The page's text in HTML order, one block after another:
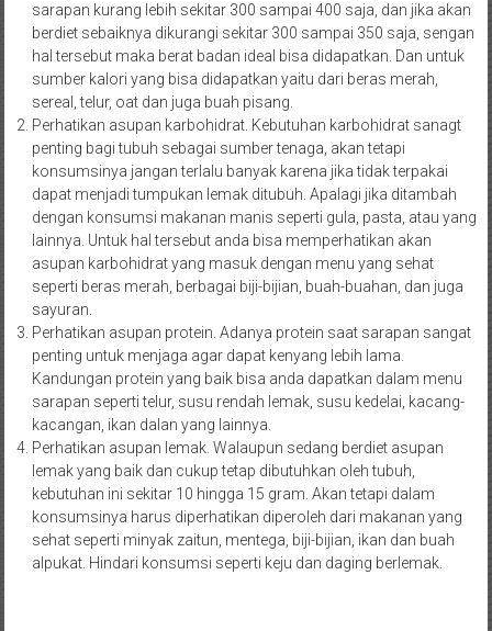
sarapan kurang lebih sekitar 300 sampai 400 saja, dan jika akan
berdiet sebaiknya dikurangi sekitar 300 sampai 350 saja, sengan
hal tersebut maka berat badan ideal bisa didapatkan. Dan untuk
sumber kalori yang bisa didapatkan yaitu dari beras merah,
sereal, telur, oat dan juga buah pisang.
Perhatikan asupan karbohidrat. Kebutuhan karbohidrat sanagt
penting bagi tubuh sebagai sumber tenaga, akan tetapi
konsumsinya jangan terlalu banyak karena jika tidak terpakai
dapat menjadi tumpukan lemak ditubuh. Apalagi jika ditambah
dengan konsumsi makanan manis seperti gula, pasta, atau yang
lainnya. Untuk hal tersebut anda bisa memperhatikan akan
asupan karbohidrat yang masuk dengan menu yang sehat
seperti beras merah, berbagai biji-bijian, buah-buahan, dan juga
sayuran.
Perhatikan asupan protein. Adanya protein saat sarapan sangat
penting untuk menjaga agar dapat kenyang lebih lama.
Kandungan protein yang baik bisa anda dapatkan dalam menu
sarapan seperti telur, susu rendah lemak, susu kedelai, kacang-
kacangan, ikan dalan yang lainnya.
Perhatikan asupan lemak. Walaupun sedang berdiet asupan
lemak yang baik dan cukup tetap dibutuhkan oleh tubuh,
kebutuhan ini sekitar 10 hingga 15 gram. Akan tetapi dalam
konsumsinya harus diperhatikan diperoleh dari makanan yang
sehat seperti minyak zaitun, mentega, biji-bijian, ikan dan buah
alpukat. Hindari konsumsi seperti keju dan daging berlemak.